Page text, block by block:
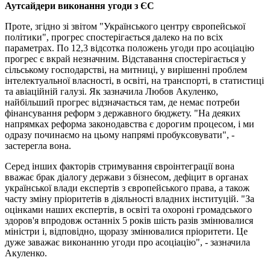
Аутсайдери виконання угоди з ЄС
Проте, згідно зі звітом "Українського центру європейської
політики", прогрес спостерігається далеко на по всіх
параметрах. По 12,3 відсотка положень угоди про асоціацію
прогрес є вкрай незначним. Відставання спостерігається у
сільському господарстві, на митниці, у вирішенні проблем
інтелектуальної власності, в освіті, на транспорті, в статистиці
та авіаційній галузі. Як зазначила Любов Акуленко,
найбільший прогрес відзначається там, де немає потреби
фінансування реформ з державного бюджету. "На деяких
напрямках реформа законодавства є дорогим процесом, і ми
одразу починаємо на цьому напрямі пробуксовувати", -
застерегла вона.
Серед інших факторів стримування євроінтеграції вона
вважає брак діалогу держави з бізнесом, дефіцит в органах
української влади експертів з європейського права, а також
часту зміну пріоритетів в діяльності владних інституцій. "За
оцінками наших експертів, в освіті та охороні громадського
здоров'я впродовж останніх 5 років шість разів змінювалися
міністри і, відповідно, щоразу змінювалися пріоритети. Це
дуже заважає виконанню угоди про асоціацію", - зазначила
Акуленко.